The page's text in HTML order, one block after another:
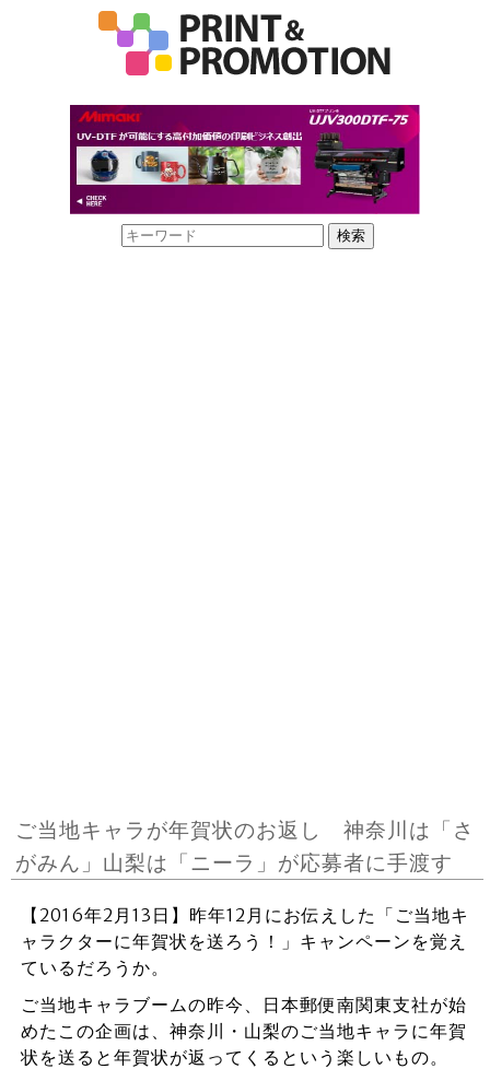
ご当地キャラが年賀状のお返し 神奈川は「さ
がみん」山梨は「ニーラ」が応募者に手渡す
【2016年2月13日】昨年12月にお伝えした「ご当地キ
ャラクターに年賀状を送ろう！」キャンペーンを覚え
ているだろうか。
ご当地キャラブームの昨今、日本郵便南関東支社が始
めたこの企画は、神奈川・山梨のご当地キャラに年賀
状を送ると年賀状が返ってくるという楽しいもの。